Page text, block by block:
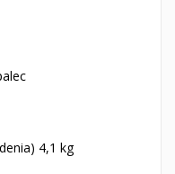
4,1 kg